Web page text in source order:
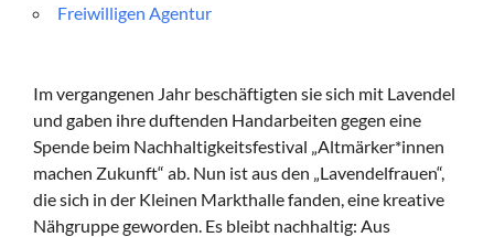
Freiwilligen Agentur
Im vergangenen Jahr beschäftigten sie sich mit Lavendel
und gaben ihre duftenden Handarbeiten gegen eine
Spende beim Nachhaltigkeitsfestival „Altmärker*innen
machen Zukunft“ ab. Nun ist aus den „Lavendelfrauen“,
die sich in der Kleinen Markthalle fanden, eine kreative
Nähgruppe geworden. Es bleibt nachhaltig: Aus